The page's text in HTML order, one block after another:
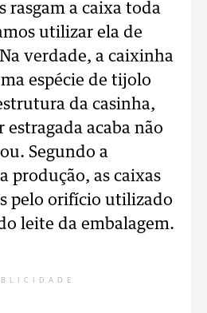
rasgam a caixa toda
utilizar ela de
verdade, a caixinha
espécie de tijolo
da casinha,
estragada acaba não
Segundo a
produção, as caixas
pelo orifício utilizado
leite da embalagem.